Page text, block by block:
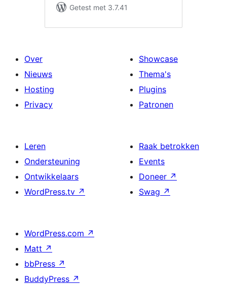
Getest met 3.7.41
Over
Nieuws
Hosting
Privacy
Showcase
Thema's
Plugins
Patronen
Leren
Ondersteuning
Ontwikkelaars
WordPress.tv ↗
Raak betrokken
Events
Doneer ↗
Swag ↗
WordPress.com ↗
Matt ↗
bbPress ↗
BuddyPress ↗